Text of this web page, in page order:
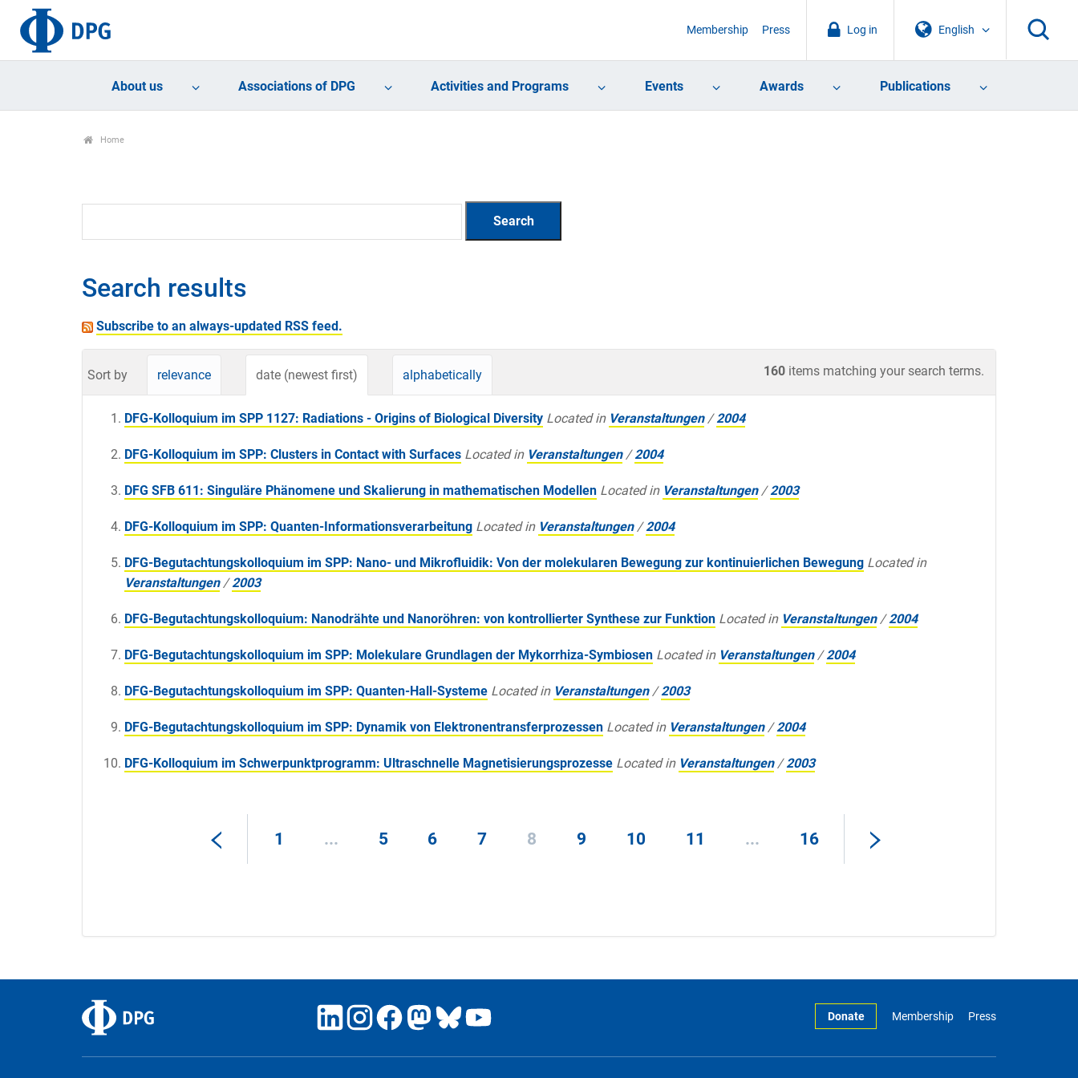
English
Log in
Membership Press
About us Associations of DPG Activities and Programs Events Awards Publications
Home
Search results
Subscribe to an always-updated RSS feed.
160 items matching your search terms.
Sort by relevance date (newest first) alphabetically
DFG-Kolloquium im SPP 1127: Radiations - Origins of Biological Diversity Located in Veranstaltungen /2004
DFG-Kolloquium im SPP: Clusters in Contact with Surfaces Located in Veranstaltungen /2004
DFG SFB 611: Singuläre Phänomene und Skalierung in mathematischen Modellen Located in Veranstaltungen /2003
DFG-Kolloquium im SPP: Quanten-Informationsverarbeitung Located in Veranstaltungen /2004
DFG-Begutachtungskolloquium im SPP: Nano- und Mikrofluidik: Von der molekularen Bewegung zur kontinuierlichen Bewegung Located in
Veranstaltungen /2003
DFG-Begutachtungskolloquium: Nanodrähte und Nanoröhren: von kontrollierter Synthese zur Funktion Located in Veranstaltungen /2004
DFG-Begutachtungskolloquium im SPP: Molekulare Grundlagen der Mykorrhiza-Symbiosen Located in Veranstaltungen /2004
DFG-Begutachtungskolloquium im SPP: Quanten-Hall-Systeme Located in Veranstaltungen /2003
DFG-Begutachtungskolloquium im SPP: Dynamik von Elektronentransferprozessen Located in Veranstaltungen /2004
DFG-Kolloquium im Schwerpunktprogramm: Ultraschnelle Magnetisierungsprozesse Located in Veranstaltungen /2003
1 ... 5 6 7 8 9 10 11 ... 16
Donate Membership Press